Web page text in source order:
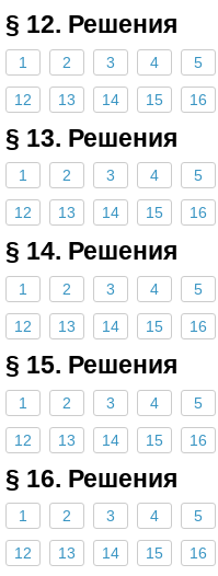
§ 12. Решения
1 2 3 4 5
12 13 14 15 16
§ 13. Решения
1 2 3 4 5
12 13 14 15 16
§ 14. Решения
1 2 3 4 5
12 13 14 15 16
§ 15. Решения
1 2 3 4 5
12 13 14 15 16
§ 16. Решения
1 2 3 4 5
12 13 14 15 16